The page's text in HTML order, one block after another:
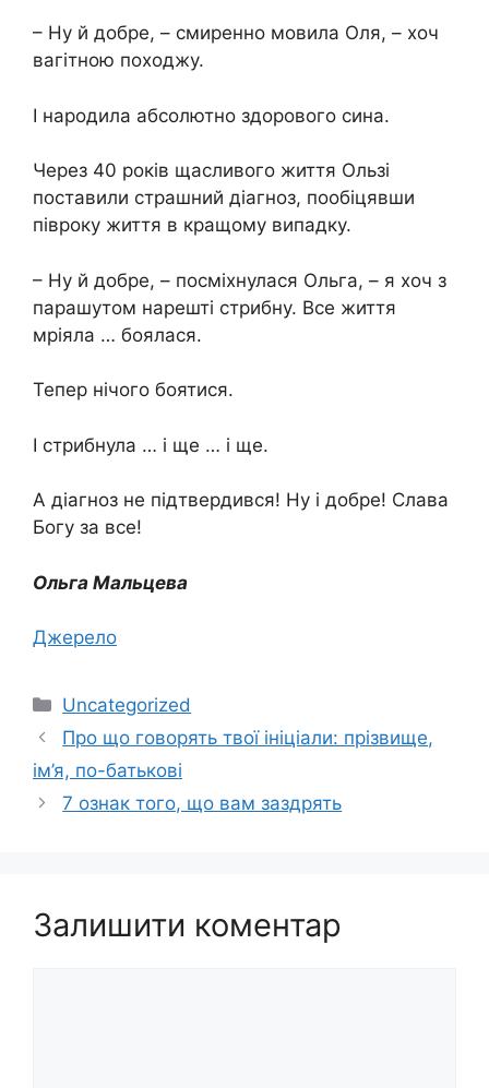
– Ну й добре, – смиренно мовила Оля, – хоч
вагітною походжу.
І народила абсолютно здорового сина.
Через 40 років щасливого життя Ользі
поставили страшний діагноз, пообіцявши
півроку життя в кращому випадку.
– Ну й добре, – посміхнулася Ольга, – я хоч з
парашутом нарешті стрибну. Все життя
мріяла … боялася.
Тепер нічого боятися.
І стрибнула … і ще … і ще.
А діагноз не підтвердився! Ну і добре! Слава
Богу за все!
Ольга Мальцева
Джерело
Категорії
Uncategorized
Про що говорять твої ініціали: прізвище,
ім’я, по-батькові
7 ознак того, що вам заздрять
Залишити коментар